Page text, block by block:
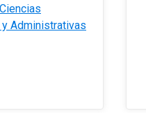
y Administrativas